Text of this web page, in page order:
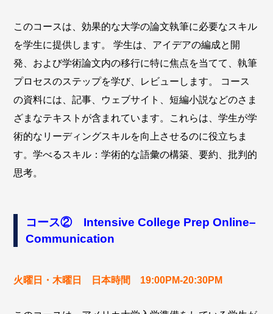
このコースは、効果的な大学の論文執筆に必要なスキル
を学生に提供します。 学生は、アイデアの編成と開
発、および学術論文内の移行に特に焦点を当てて、執筆
プロセスのステップを学び、レビューします。 コース
の資料には、記事、ウェブサイト、短編小説などのさま
ざまなテキストが含まれています。これらは、学生が学
術的なリーディングスキルを向上させるのに役立ちま
す。学べるスキル：学術的な語彙の構築、要約、批判的
思考。
コース② Intensive College Prep Online–
Communication
火曜日・木曜日 日本時間 19:00PM-20:30PM